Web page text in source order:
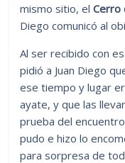
mismo sitio, elCerro
Diego comunicó al
Al ser recibido con
pidió a Juan Diego
ese tiempo y lugar
ayate, y que las
prueba del
pudo e hizo lo
para sorpresa de